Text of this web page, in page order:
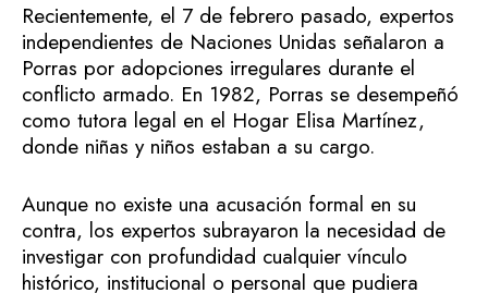
Recientemente, el 7 de febrero pasado, expertos
independientes de Naciones Unidas señalaron a
Porras por adopciones irregulares durante el
conflicto armado. En 1982, Porras se desempeñó
como tutora legal en el Hogar Elisa Martínez,
donde niñas y niños estaban a su cargo.
Aunque no existe una acusación formal en su
contra, los expertos subrayaron la necesidad de
investigar con profundidad cualquier vínculo
histórico, institucional o personal que pudiera